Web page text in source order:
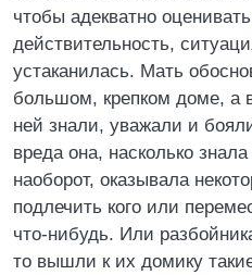
чтобы адекватно
действительность,
устаканилась. Мать
большом, крепком доме, а
ней знали, уважали и
вреда она, насколько
наоборот, оказывала
подлечить кого или
что-нибудь. Или
то вышли к их домику